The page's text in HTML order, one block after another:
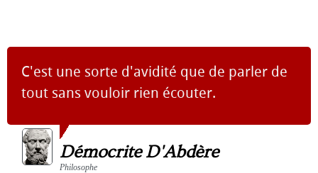
C'est une sorte d'avidité que de parler de
tout sans vouloir rien écouter.
Démocrite D'Abdère
Philosophe